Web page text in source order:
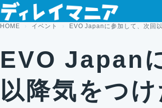
コンテンツへスキップ
HOME イベント EVO Japanに参加して、次回
EVO Japan
以降気をつ